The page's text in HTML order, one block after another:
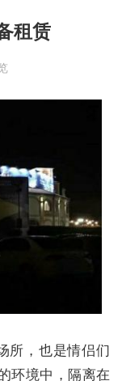
租赁
所，也是情侣们
环境中，隔离在